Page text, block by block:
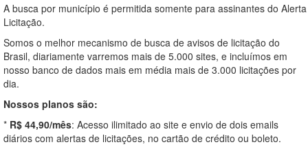
A busca por município é permitida somente para assinantes do Alerta
Licitação.
Somos o melhor mecanismo de busca de avisos de licitação do
Brasil, diariamente varremos mais de 5.000 sites, e incluímos em
nosso banco de dados mais em média mais de 3.000 licitações por
dia.
Nossos planos são:
* R$ 44,90/mês: Acesso ilimitado ao site e envio de dois emails
diários com alertas de licitações, no cartão de crédito ou boleto.